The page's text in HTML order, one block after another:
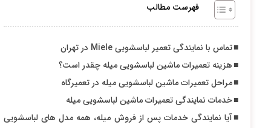
فهرست مطالب
تماس با نمایندگی تعمیر لباسشویی Miele در تهران
هزینه تعمیرات ماشین لباسشویی میله چقدر است؟
مراحل تعمیرات ماشین لباسشویی میله در تعمیرگاه
خدمات نمایندگی تعمیرات ماشین لباسشویی میله
آیا نمایندگی خدمات پس از فروش میله، همه مدل های لباسشویی